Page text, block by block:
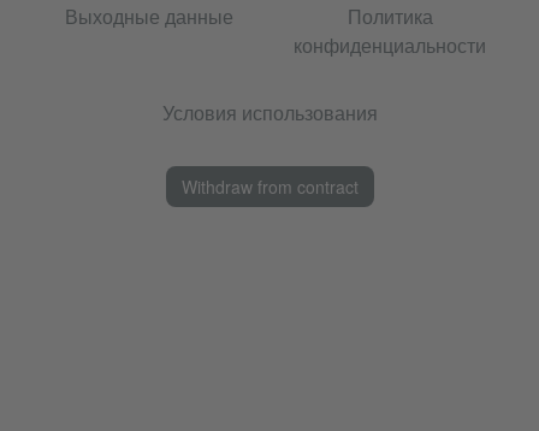
Выходные данные
Политика
конфиденциальности
Условия использования
Withdraw from contract